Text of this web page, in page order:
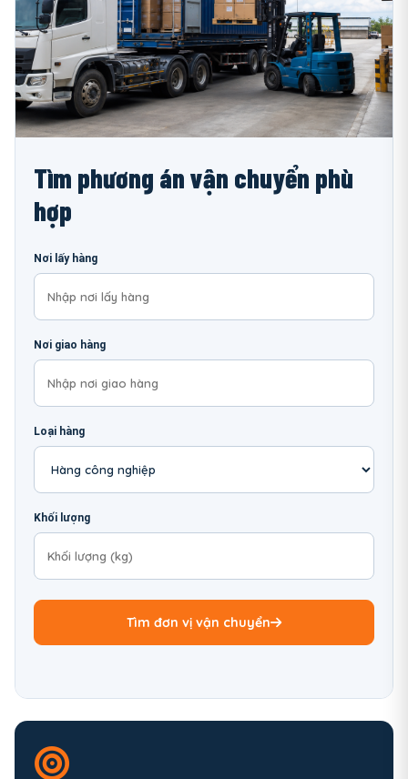
Tìm phương án vận chuyển phù
hợp
Nơi lấy hàng
Nơi giao hàng
Loại hàng
Khối lượng
Tìm đơn vị vận chuyển